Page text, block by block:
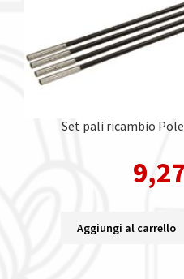
Set pali ricambio
9,27
Aggiungi al carrello